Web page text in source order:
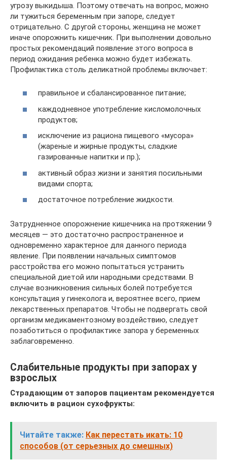
угрозу выкидыша. Поэтому отвечать на вопрос, можно
ли тужиться беременным при запоре, следует
отрицательно. С другой стороны, женщина не может
иначе опорожнить кишечник. При выполнении довольно
простых рекомендаций появление этого вопроса в
период ожидания ребенка можно будет избежать.
Профилактика столь деликатной проблемы включает:
правильное и сбалансированное питание;
каждодневное употребление кисломолочных
продуктов;
исключение из рациона пищевого «мусора»
(жареные и жирные продукты, сладкие
газированные напитки и пр.);
активный образ жизни и занятия посильными
видами спорта;
достаточное потребление жидкости.
Затрудненное опорожнение кишечника на протяжении 9
месяцев — это достаточно распространенное и
одновременно характерное для данного периода
явление. При появлении начальных симптомов
расстройства его можно попытаться устранить
специальной диетой или народными средствами. В
случае возникновения сильных болей потребуется
консультация у гинеколога и, вероятнее всего, прием
лекарственных препаратов. Чтобы не подвергать свой
организм медикаментозному воздействию, следует
позаботиться о профилактике запора у беременных
заблаговременно.
Слабительные продукты при запорах у
взрослых
Страдающим от запоров пациентам рекомендуется
включить в рацион сухофрукты:
Читайте также: Как перестать икать: 10
способов (от серьезных до смешных)